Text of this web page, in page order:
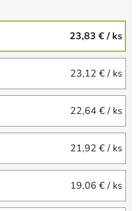
23,83 €/ ks
23,12 €/ ks
22,64 €/ ks
21,92 €/ ks
19,06 €/ ks